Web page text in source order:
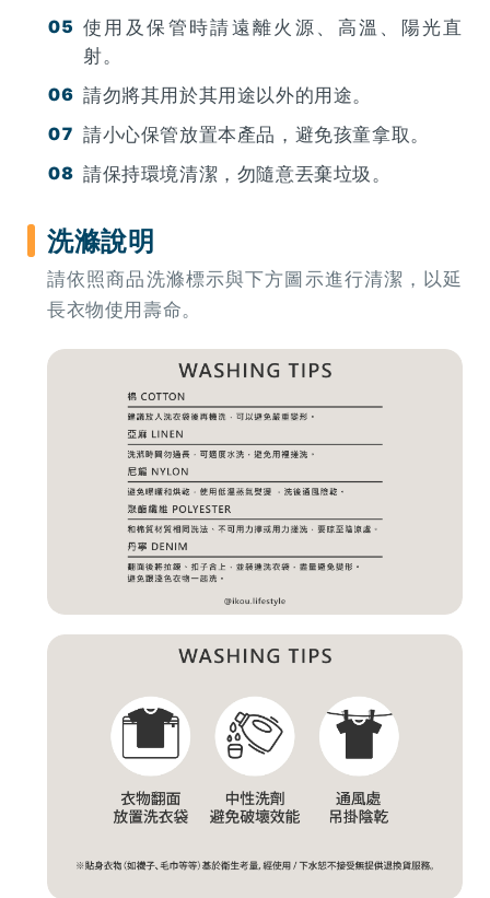
使用及保管時請遠離火源、高溫、陽光直
射。
請勿將其用於其用途以外的用途。
請小心保管放置本產品，避免孩童拿取。
請保持環境清潔，勿隨意丟棄垃圾。
洗滌說明
請依照商品洗滌標示與下方圖示進行清潔，以延
長衣物使用壽命。